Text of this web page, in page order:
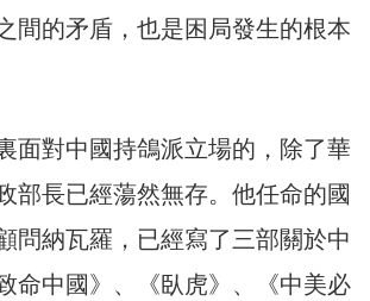
間的矛盾，也是困局發生的根本
面對中國持鴿派立場的，除了華
部長已經蕩然無存。他任命的國
問納瓦羅，已經寫了三部關於中
命中國》、《臥虎》、《中美必